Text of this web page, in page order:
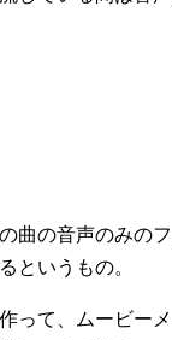
曲の音声のみのフ
というもの。
って、ムービー